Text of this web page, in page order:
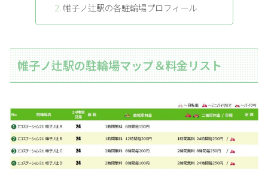
帷子ノ辻駅の各駐輪場プロフィール
帷子ノ辻駅の駐輪場マップ＆料金リスト